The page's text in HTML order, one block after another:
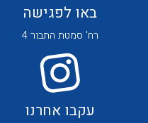
באו לפגישה
רח' סמטת התבור 4
עקבו אחרנו